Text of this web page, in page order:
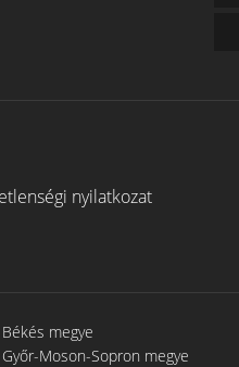
nyilatkozat
Békés megye
Győr-Moson-Sopron megye